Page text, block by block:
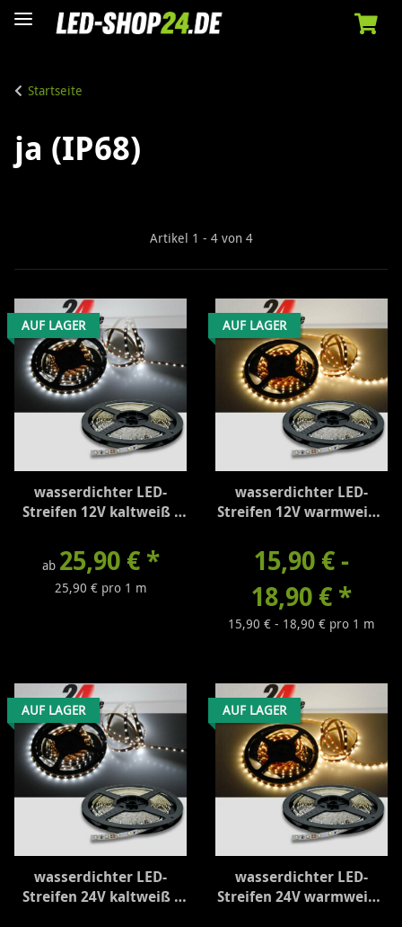
Startseite
ja (IP68)
Artikel 1 - 4 von 4
AUF LAGER
wasserdichter LED-
Streifen 12V kaltweiß -
ab 25,90 € *
25,90 € pro 1 m
AUF LAGER
wasserdichter LED-
Streifen 12V warmweiß -
15,90 € -
18,90 € *
15,90 € - 18,90 € pro 1 m
AUF LAGER
wasserdichter LED-
Streifen 24V kaltweiß -
AUF LAGER
wasserdichter LED-
Streifen 24V warmweiß -